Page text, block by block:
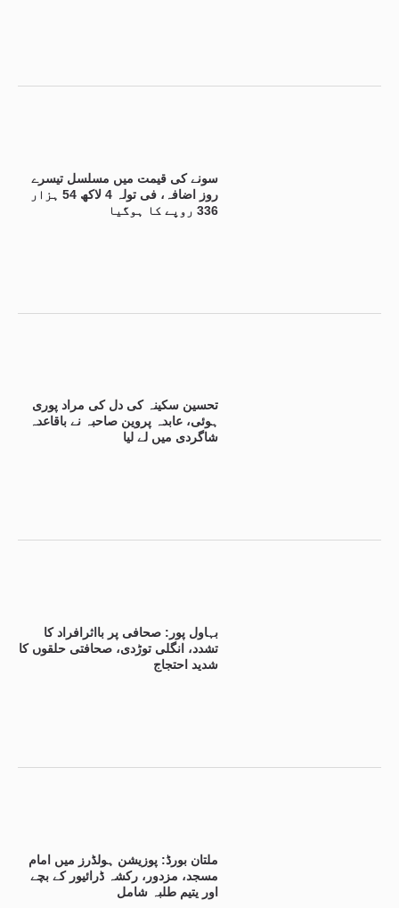
سونے کی قیمت میں مسلسل تیسرے
روز اضافہ، فی تولہ 4 لاکھ 54 ہزار
336 روپے کا ہوگیا
تحسین سکینہ کی دل کی مراد پوری
ہوئی، عابدہ پروین صاحبہ نے باقاعدہ
شاگردی میں لے لیا
بہاول پور: صحافی پر بااثرافراد کا
تشدد، انگلی توڑدی، صحافتی حلقوں کا
شدید احتجاج
ملتان بورڈ: پوزیشن ہولڈرز میں امام
مسجد، مزدور، رکشہ ڈرائیور کے بچے
اور یتیم طلبہ شامل